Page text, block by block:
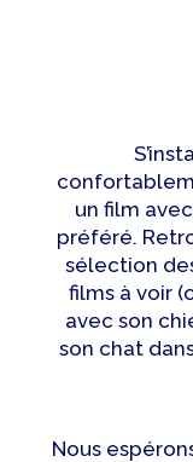
un film
préféré.
sélection
films à voir
avec son
son chat
Nous